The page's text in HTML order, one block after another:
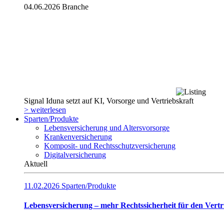
04.06.2026 Branche
Signal Iduna setzt auf KI, Vorsorge und Vertriebskraft
> weiterlesen
Sparten/Produkte
Lebensversicherung und Altersvorsorge
Krankenversicherung
Komposit- und Rechtsschutzversicherung
Digitalversicherung
Aktuell
11.02.2026 Sparten/Produkte
Lebensversicherung – mehr Rechtssicherheit für den